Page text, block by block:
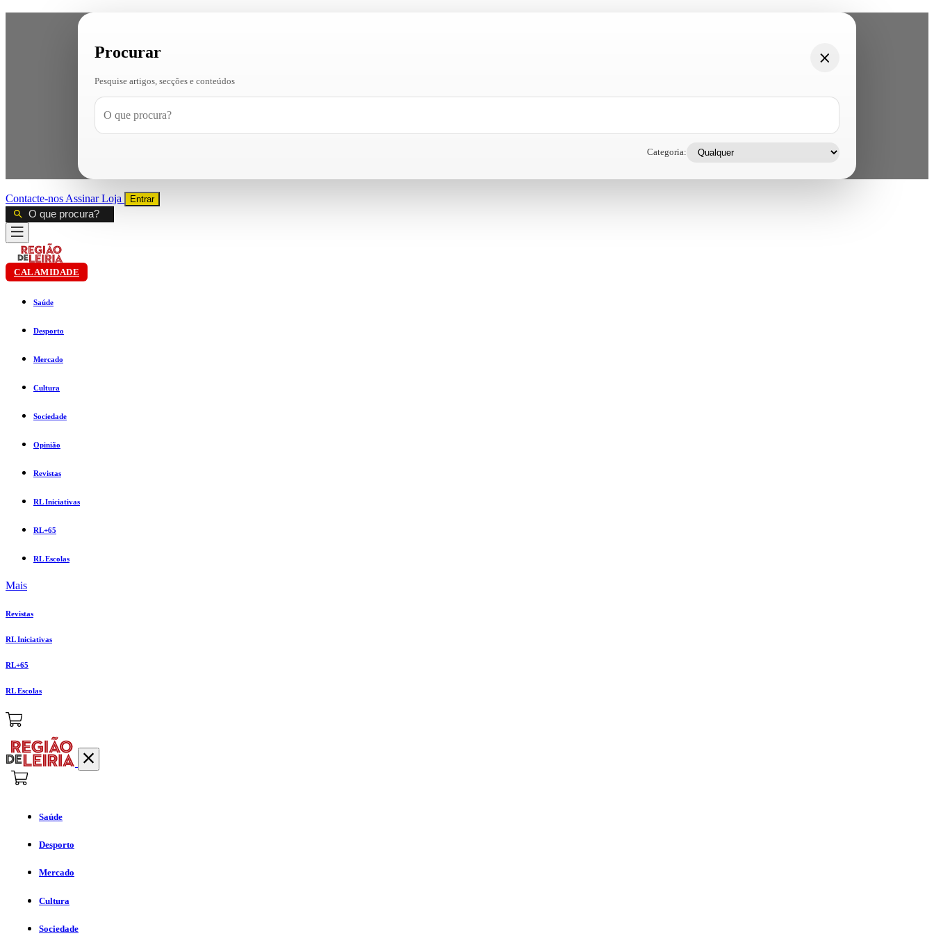
Procurar
Pesquise artigos, secções e conteúdos
Categoria:
Contacte-nos AssinarLoja Entrar
CALAMIDADE
Saúde
Desporto
Mercado
Cultura
Sociedade
Opinião
Revistas
RL Iniciativas
RL+65
RL Escolas
Mais
Revistas
RL Iniciativas
RL+65
RL Escolas
Saúde
Desporto
Mercado
Cultura
Sociedade